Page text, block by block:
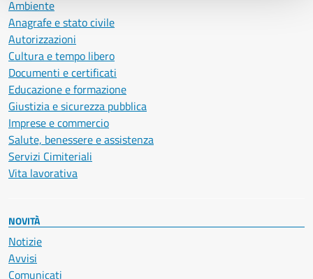
Ambiente
Anagrafe e stato civile
Autorizzazioni
Cultura e tempo libero
Documenti e certificati
Educazione e formazione
Giustizia e sicurezza pubblica
Imprese e commercio
Salute, benessere e assistenza
Servizi Cimiteriali
Vita lavorativa
NOVITÀ
Notizie
Avvisi
Comunicati